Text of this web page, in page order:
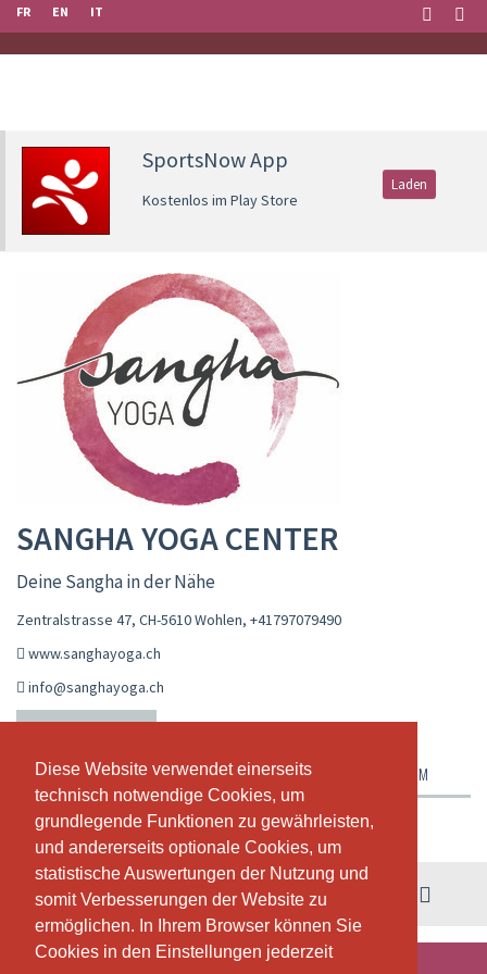
Diese Website verwendet einerseits
technisch notwendige Cookies, um
grundlegende Funktionen zu gewährleisten,
und andererseits optionale Cookies, um
statistische Auswertungen der Nutzung und
somit Verbesserungen der Website zu
ermöglichen. In Ihrem Browser können Sie
Cookies in den Einstellungen jederzeit
Diese Website verwendet einerseits
technisch notwendige Cookies, um
grundlegende Funktionen zu gewährleisten,
und andererseits optionale Cookies, um
statistische Auswertungen der Nutzung und
somit Verbesserungen der Website zu
ermöglichen. In Ihrem Browser können Sie
Cookies in den Einstellungen jederzeit
FR EN IT
SportsNow App
Kostenlos im Play Store
Laden
SANGHA YOGA CENTER
Deine Sangha in der Nähe
Zentralstrasse 47, CH-5610 Wohlen, +41797079490
www.sanghayoga.ch
info@sanghayoga.ch
ABONNEMENTE & PREISE
ÜBER UNS UNSER TEAM
Wochenansicht
03. - 09. August
IN DIESER WOCHE FINDEN KEINE STUNDEN STATT.